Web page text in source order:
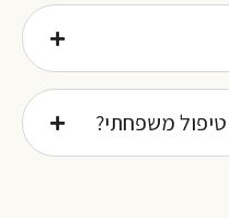
טיפול משפחתי?